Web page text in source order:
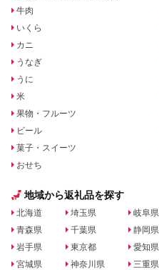
牛肉
いくら
カニ
うなぎ
うに
米
果物・フルーツ
ビール
菓子・スイーツ
おせち
地域から返礼品を探す
北海道
青森県
岩手県
宮城県
埼玉県
千葉県
東京都
神奈川県
岐阜県
静岡県
愛知県
三重県